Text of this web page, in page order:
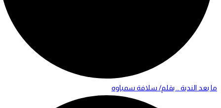
ما بعد الندبة .. بقلم/ سلافة سمباوه